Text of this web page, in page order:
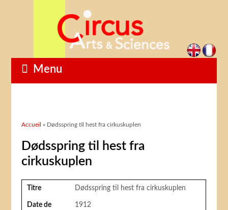
Menu
Vous êtes ici
Accueil » Dødsspring til hest fra cirkuskuplen
Dødsspring til hest fra
cirkuskuplen
Titre Dødsspring til hest fra cirkuskuplen
Date de
1912